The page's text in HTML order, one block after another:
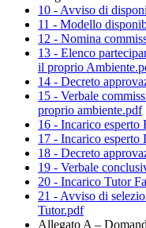
10 - Avviso di
11 - Modello
12 - Nomina
13 - Elenco
il proprio
14 - Decreto
15 - Verbale
proprio ambiente.pdf
16 - Incarico esperto
17 - Incarico
18 - Decreto
19 - Verbale
20 - Incarico Tutor
21 - Avviso di
Tutor.pdf
Allegato A –